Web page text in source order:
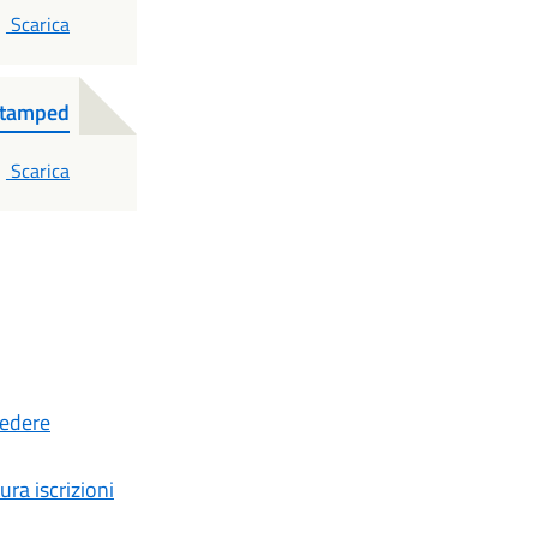
PDF
Scarica
PDF
Scarica
iscrizioni